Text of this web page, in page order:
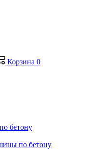
Корзина 0
бетону
по бетону